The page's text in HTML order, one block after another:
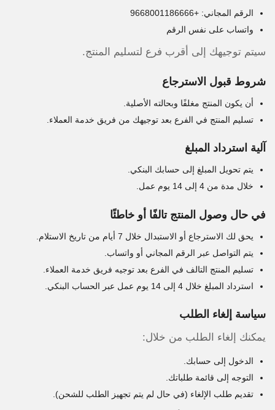
الرقم المجاني: +9668001186666
واتساب على نفس الرقم
سيتم توجيهك إلى أقرب فرع لتسليم المنتج.
شروط قبول الاسترجاع
أن يكون المنتج مغلفًا وبحالته الأصلية.
تسليم المنتج في الفرع بعد توجيهك من فريق خدمة العملاء.
آلية استرداد المبلغ
يتم تحويل المبلغ إلى حسابك البنكي.
خلال مدة من 4 إلى 14 يوم عمل.
في حال وصول المنتج تالفًا أو خاطئًا
يحق لك الاسترجاع أو الاستبدال خلال 7 أيام من تاريخ الاستلام.
يتم التواصل عبر الرقم المجاني أو واتساب.
تسليم المنتج التالف في الفرع بعد توجيه فريق خدمة العملاء.
استرداد المبلغ خلال 4 إلى 14 يوم عمل عبر الحساب البنكي.
سياسة إلغاء الطلب
يمكنك إلغاء الطلب من خلال:
الدخول إلى حسابك.
التوجه إلى قائمة طلباتك.
تقديم طلب الإلغاء (في حال لم يتم تجهيز الطلب للشحن).